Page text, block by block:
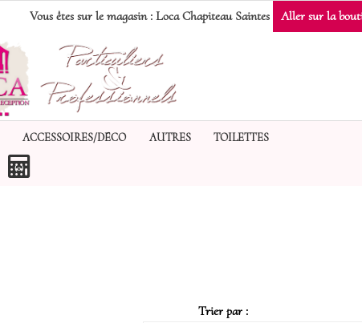
Vous êtes sur le magasin : Loca Chapiteau Saintes Aller sur la
ACCESSOIRES/DÉCO AUTRES TOILETTES
(0)
Trier par :